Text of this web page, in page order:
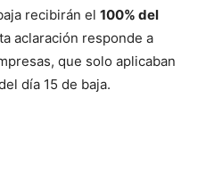
recibirán el 100% del
aclaración responde a
que solo aplicaban
día 15 de baja.